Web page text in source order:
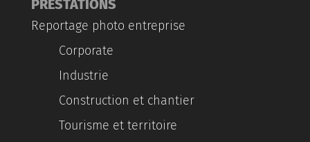
PRESTATIONS
Reportage photo entreprise
Corporate
Industrie
Construction et chantier
Tourisme et territoire